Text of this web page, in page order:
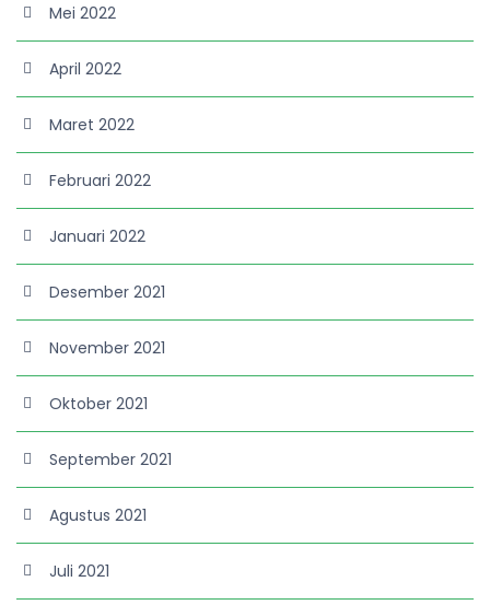
Mei 2022
April 2022
Maret 2022
Februari 2022
Januari 2022
Desember 2021
November 2021
Oktober 2021
September 2021
Agustus 2021
Juli 2021